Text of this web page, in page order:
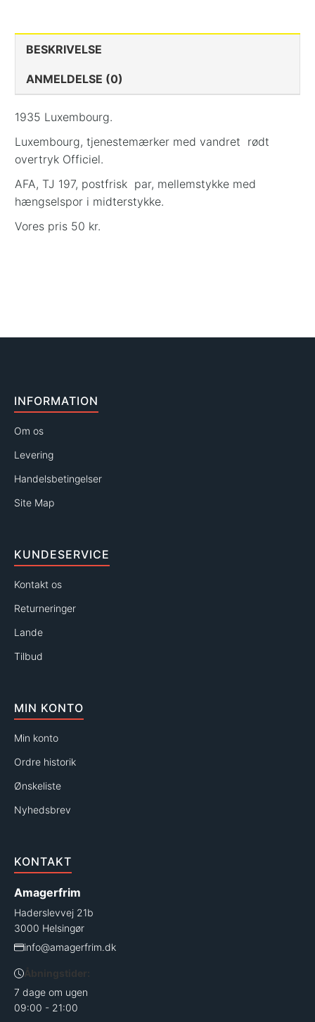
BESKRIVELSE
ANMELDELSE (0)
1935 Luxembourg.
Luxembourg, tjenestemærker med vandret rødt
overtryk Officiel.
AFA, TJ 197, postfrisk par, mellemstykke med
hængselspor i midterstykke.
Vores pris 50 kr.
INFORMATION
Om os
Levering
Handelsbetingelser
Site Map
KUNDESERVICE
Kontakt os
Returneringer
Lande
Tilbud
MIN KONTO
Min konto
Ordre historik
Ønskeliste
Nyhedsbrev
KONTAKT
Amagerfrim
Haderslevvej 21b
3000 Helsingør
info@amagerfrim.dk
Åbningstider:
7 dage om ugen
09:00 - 21:00